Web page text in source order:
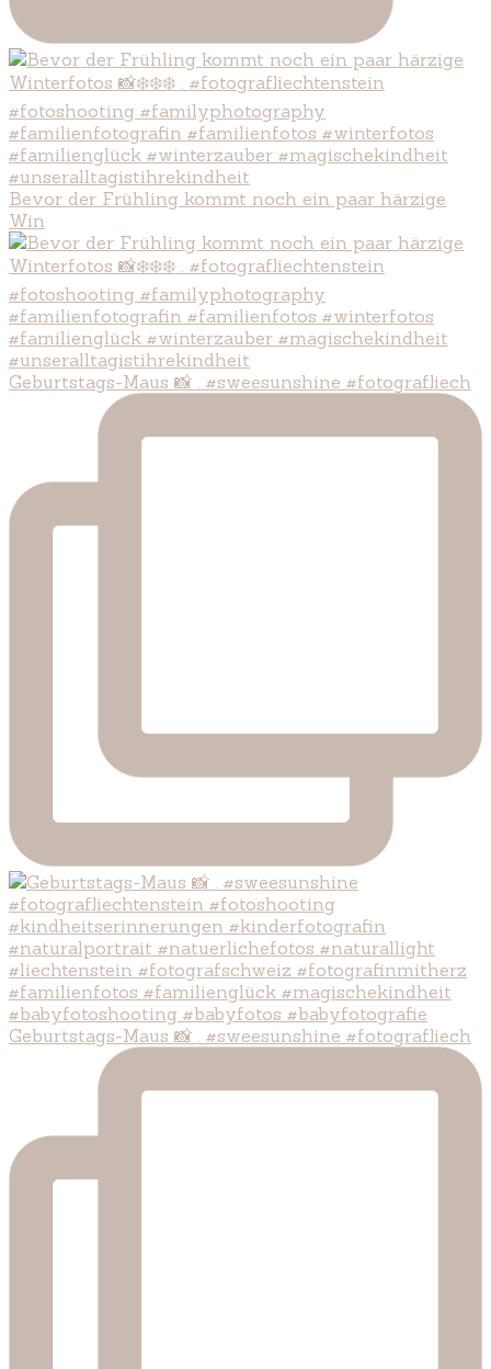
Bevor der Frühling kommt noch ein paar härzige
Win
Geburtstags-Maus 📸 . #sweesunshine #fotografliech
Geburtstags-Maus 📸 . #sweesunshine #fotografliech